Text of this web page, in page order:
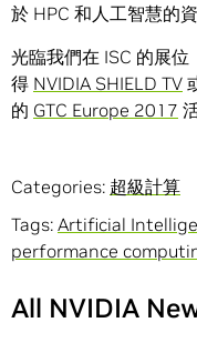
於 HPC 和人工智慧的資
光臨我們在 ISC 的展
得 NVIDIA SHIELD TV
的 GTC Europe 2017
Categories: 超級計算
Tags: Artificial
performance
All NVIDIA